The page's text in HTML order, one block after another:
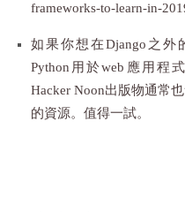
frameworks-to-learn-in-
如果你想在Django之外
Python用於web應用程
Hacker Noon出版物通常
的資源。值得一試。